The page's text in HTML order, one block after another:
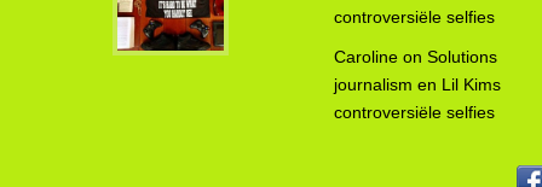
controversiële selfies
Caroline on Solutions
journalism en Lil Kims
controversiële selfies